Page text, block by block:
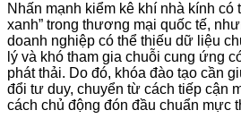
Nhấn mạnh kiểm kê khí nhà kính có
xanh” trong thương mại quốc tế,
doanh nghiệp có thể thiếu dữ liệu
lý và khó tham gia chuỗi cung ứng
phát thải. Do đó, khóa đào tạo cần
đổi tư duy, chuyển từ cách tiếp cận
cách chủ động đón đầu chuẩn mực